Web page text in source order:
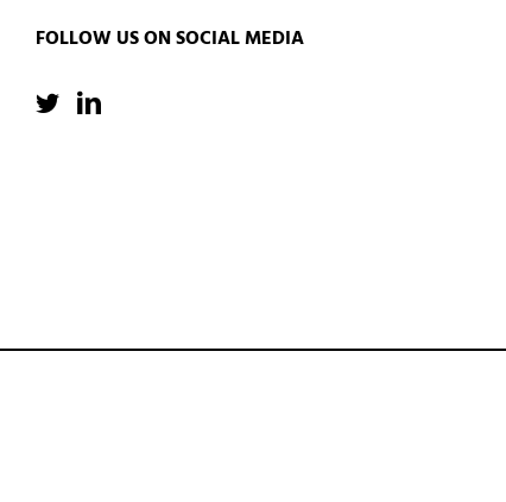
FOLLOW US ON SOCIAL MEDIA